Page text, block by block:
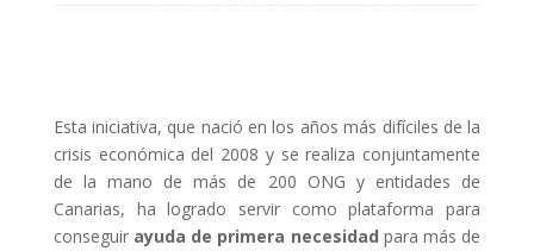
Esta iniciativa, que nació en los años más difíciles de la
crisis económica del 2008 y se realiza conjuntamente
de la mano de más de 200 ONG y entidades de
Canarias, ha logrado servir como plataforma para
conseguir ayuda de primera necesidad para más de